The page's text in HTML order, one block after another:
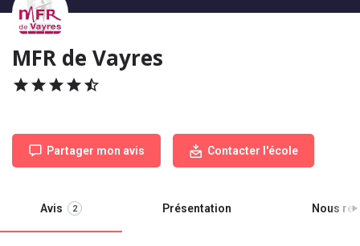
MFR de Vayres
Partager mon avis Contacter l'école
Avis 2 Présentation Nous